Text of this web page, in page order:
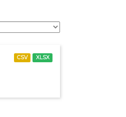
CSV XLSX